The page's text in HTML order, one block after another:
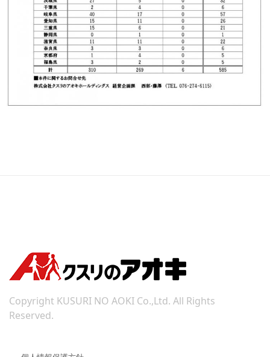
Copyright KUSURI NO AOKI Co.,Ltd. All Rights
Reserved.